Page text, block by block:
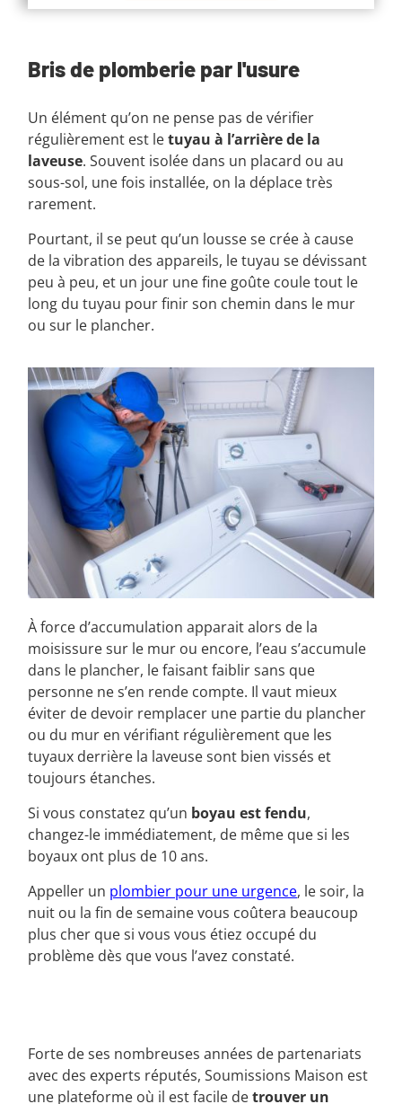
Bris de plomberie par l'usure
Un élément qu’on ne pense pas de vérifier
régulièrement est letuyau à l’arrière de la
laveuse. Souvent isolée dans un placard ou au
sous-sol, une fois installée, on la déplace très
rarement.
Pourtant, il se peut qu’un lousse se crée à cause
de la vibration des appareils, le tuyau se dévissant
peu à peu, et un jour une fine goûte coule tout le
long du tuyau pour finir son chemin dans le mur
ou sur le plancher.
À force d’accumulation apparait alors de la
moisissure sur le mur ou encore, l’eau s’accumule
dans le plancher, le faisant faiblir sans que
personne ne s’en rende compte. Il vaut mieux
éviter de devoir remplacer une partie du plancher
ou du mur en vérifiant régulièrement que les
tuyaux derrière la laveuse sont bien vissés et
toujours étanches.
Si vous constatez qu’un boyau est fendu,
changez-le immédiatement, de même que si les
boyaux ont plus de 10 ans.
Appeller un plombier pour une urgence, le soir, la
nuit ou la fin de semaine vous coûtera beaucoup
plus cher que si vous vous étiez occupé du
problème dès que vous l’avez constaté.
Forte de ses nombreuses années de partenariats
avec des experts réputés, Soumissions Maison est
une plateforme où il est facile detrouver un